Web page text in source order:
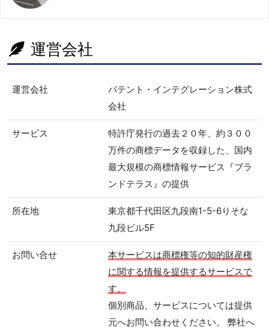
運営会社
運営会社
パテント・インテグレーション株式
会社
サービス
特許庁発行の過去２０年、約３００
万件の商標データを収録した、国内
最大規模の商標情報サービス『ブラ
ンドテラス』の提供
所在地
東京都千代田区九段南1-5-6りそな
九段ビル5F
お問い合せ
本サービスは商標権等の知的財産権
に関する情報を提供するサービスで
す。
個別商品、サービスについては提供
元へお問い合わせください。 弊社へ